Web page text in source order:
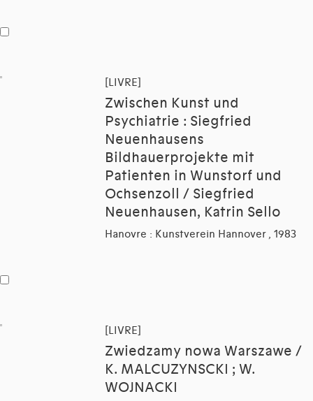
[LIVRE]
Zwischen Kunst und
Psychiatrie : Siegfried
Neuenhausens
Bildhauerprojekte mit
Patienten in Wunstorf und
Ochsenzoll / Siegfried
Neuenhausen, Katrin Sello
Hanovre : Kunstverein Hannover , 1983
[LIVRE]
Zwiedzamy nowa Warszawe /
K. MALCUZYNSCKI ; W.
WOJNACKI